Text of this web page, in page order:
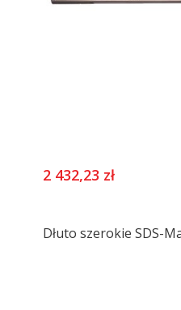
2 432,23 zł
Dłuto szerokie SDS-